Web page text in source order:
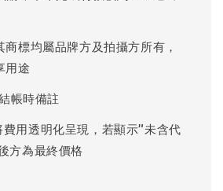
商標均屬品牌方及拍攝方所有，
用途
帳時備註
費用透明化呈現，若顯示"未含代
方為最終價格